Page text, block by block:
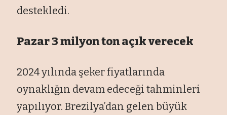
destekledi.
Pazar 3 milyon ton açık verecek
2024 yılında şeker fiyatlarında
oynaklığın devam edeceği tahminleri
yapılıyor. Brezilya’dan gelen büyük